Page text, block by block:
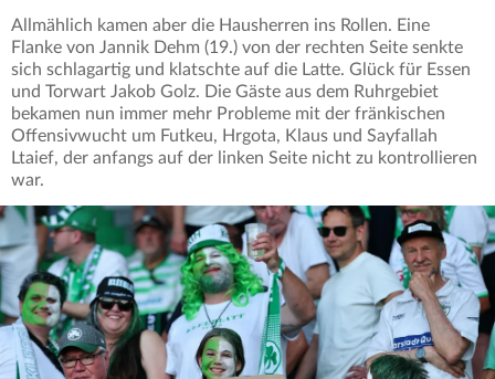
Allmählich kamen aber die Hausherren ins Rollen. Eine
Flanke von Jannik Dehm (19.) von der rechten Seite senkte
sich schlagartig und klatschte auf die Latte. Glück für Essen
und Torwart Jakob Golz. Die Gäste aus dem Ruhrgebiet
bekamen nun immer mehr Probleme mit der fränkischen
Offensivwucht um Futkeu, Hrgota, Klaus und Sayfallah
Ltaief, der anfangs auf der linken Seite nicht zu kontrollieren
war.